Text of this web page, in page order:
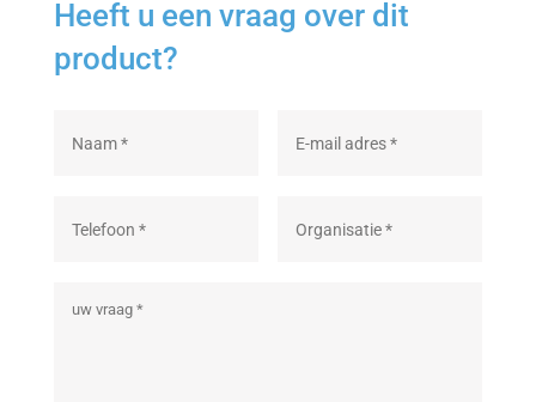
Heeft u een vraag over dit
product?